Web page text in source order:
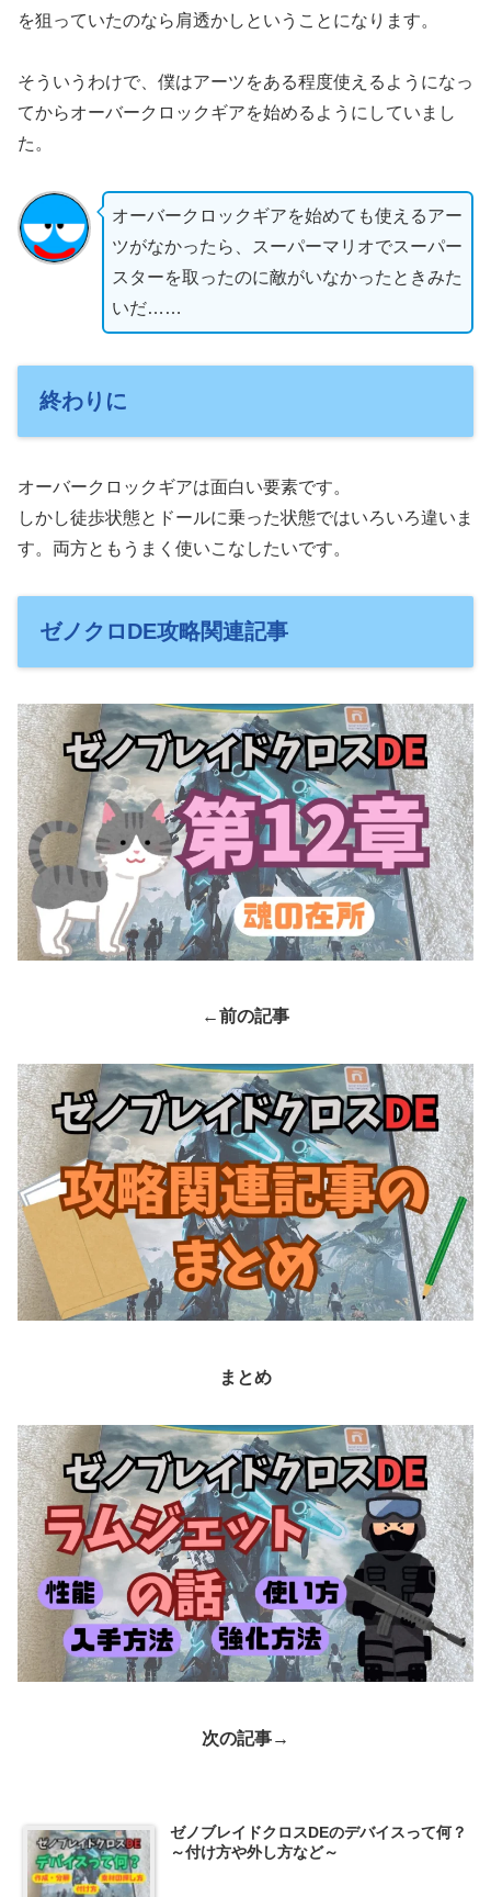
を狙っていたのなら肩透かしということになります。
そういうわけで、僕はアーツをある程度使えるようになっ
てからオーバークロックギアを始めるようにしていまし
た。
オーバークロックギアを始めても使えるアー
ツがなかったら、スーパーマリオでスーパー
スターを取ったのに敵がいなかったときみた
いだ……
終わりに
オーバークロックギアは面白い要素です。
しかし徒歩状態とドールに乗った状態ではいろいろ違いま
す。両方ともうまく使いこなしたいです。
ゼノクロDE攻略関連記事
←前の記事
まとめ
次の記事→
ゼノブレイドクロスDEのデバイスって何？
～付け方や外し方など～